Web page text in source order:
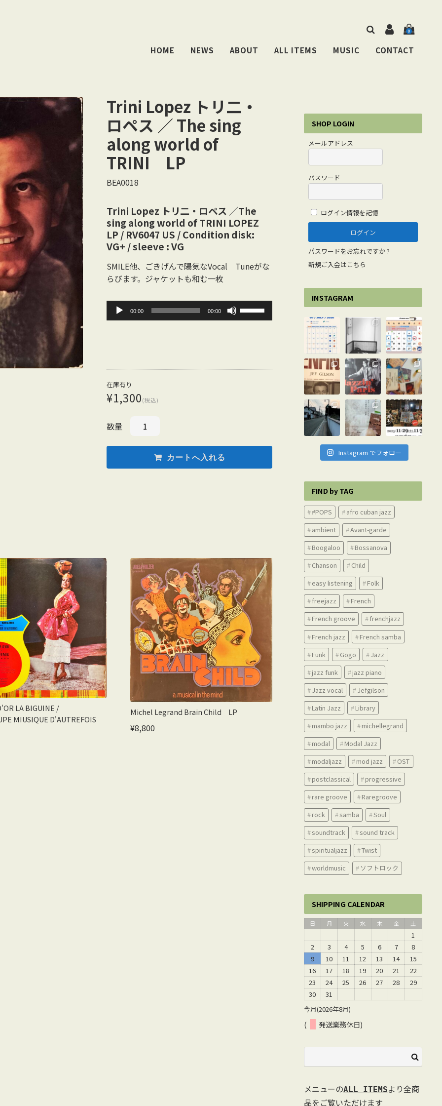
0
HOME NEWS ABOUT ALL ITEMS MUSIC CONTACT
Trini Lopez トリ二・
ロペス ／ The sing
along world of
TRINI LP
BEA0018
Trini Lopez トリ二・ロペス ／The
sing along world of TRINI LOPEZ
LP / RV6047 US / Condition disk:
VG+ / sleeve : VG
SMILE他、ごきげんで陽気なVocal Tuneがな
らびます。ジャケットも和む一枚
声
ヤ
ー
00:00 00:00
ボ
リ
印
く
さ
い。
在庫有り
¥1,300(税込)
数量
LA BIGUINE /
MIUSIQUE D'AUTREFOIS
Michel Legrand Brain Child LP
¥8,800
SHOP LOGIN
メールアドレス
パスワード
ログイン情報を記憶
パスワードをお忘れですか ?
新規ご入会はこちら
INSTAGRAM
Instagram でフォロー
FIND by TAG
#POPS
afro cuban jazz
ambient
Avant-garde
Boogaloo
Bossanova
Chanson
Child
easy listening
Folk
freejazz
French
French groove
frenchjazz
French jazz
French samba
Funk
Gogo
Jazz
jazz funk
jazz piano
Jazz vocal
Jefgilson
Latin Jazz
Library
mambo jazz
michellegrand
modal
Modal Jazz
modaljazz
mod jazz
OST
postclassical
progressive
rare groove
Raregroove
rock
samba
Soul
soundtrack
sound track
spiritualjazz
Twist
worldmusic
ソフトロック
SHIPPING CALENDAR
今月(2026年8月)
日 月 火 水 木 金 土
1
2
3 4 5 6 7
8
9
10 11 12 13 14
15
16
17 18 19 20 21
22
23
24 25 26 27 28
29
30
31
( 発送業務休日)
メニューのALL ITEMSより全商
品をご覧いただけます